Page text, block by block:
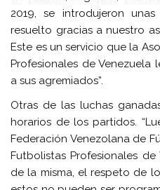
2019, se introdujeron
resuelto gracias a nuestro
Este es un servicio que la
Profesionales de
a sus agremiados”.
Otras de las luchas
horarios de los partidos.
Federación Venezolana de
Futbolistas Profesionales
de la misma, el respeto de